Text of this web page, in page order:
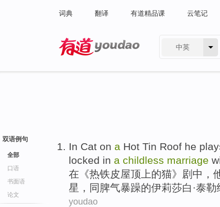
词典 翻译 有道精品课 云笔记
中英
双语例句
全部
口语
书面语
论文
In Cat on a Hot Tin Roof he
locked in a childless marriage
在 《热铁皮屋顶 上的猫》剧中，
星 ， 同 脾气暴躁的伊莉莎白·泰勒
youdao